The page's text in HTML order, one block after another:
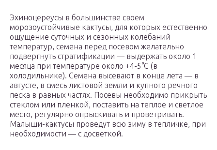
Эхиноцереусы в большинстве своем
морозоустойчивые кактусы, для которых естественно
ощущение суточных и сезонных колебаний
температур, семена перед посевом желательно
подвергнуть стратификации — выдержать около 1
месяца при температуре около +4-5°С (в
холодильнике). Семена высевают в конце лета — в
августе, в смесь листовой земли и купного речного
песка в равных частях. Посевы необходимо прикрыть
стеклом или пленкой, поставить на теплое и светлое
место, регулярно опрыскивать и проветривать.
Малыши-кактусы проведут всю зиму в тепличке, при
необходимости — с досветкой.